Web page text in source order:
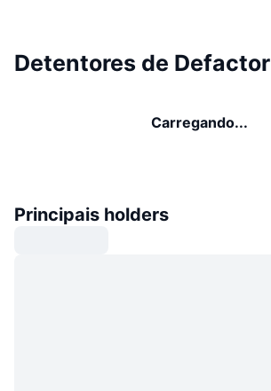
Detentores de Defactor
Carregando...
Principais holders